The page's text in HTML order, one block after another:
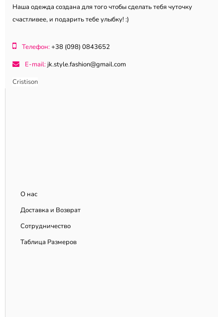
Офисный и повседневный сегмент — там где
ценит сдержанность и женственность
Наша одежда создана для того чтобы сделать тебя чуточку
счастливее, и подарить тебе улыбку! :)
Телефон:+38 (098) 0843652
E-mail: jk.style.fashion@gmail.com
Cristison
О нас
Доставка и Возврат
Сотрудничество
Таблица Размеров